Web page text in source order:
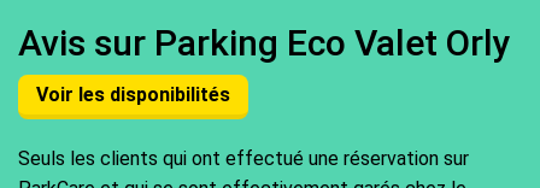
Avis sur Parking Eco Valet Orly
Voir les disponibilités
Seuls les clients qui ont effectué une réservation sur